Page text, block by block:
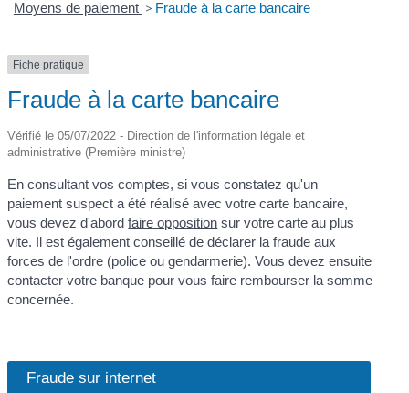
Moyens de paiement > Fraude à la carte bancaire
Fiche pratique
Fraude à la carte bancaire
Vérifié le 05/07/2022 - Direction de l'information légale et
administrative (Première ministre)
En consultant vos comptes, si vous constatez qu'un
paiement suspect a été réalisé avec votre carte bancaire,
vous devez d'abordfaire opposition sur votre carte au plus
vite. Il est également conseillé de déclarer la fraude aux
forces de l'ordre (police ou gendarmerie). Vous devez ensuite
contacter votre banque pour vous faire rembourser la somme
concernée.
Fraude sur internet